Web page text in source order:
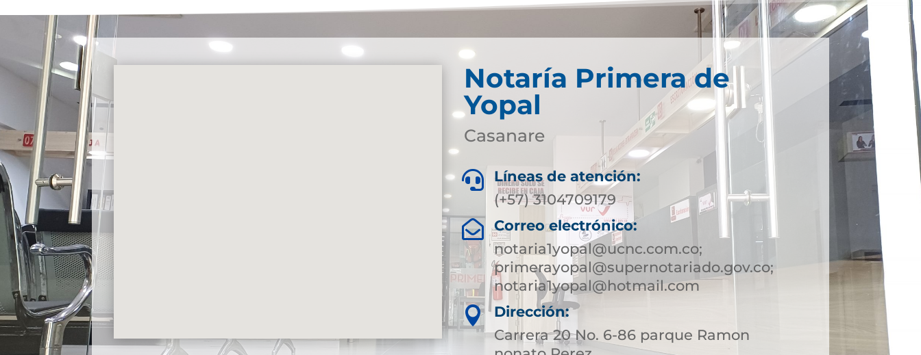
Notaría Primera de
Yopal
Casanare

Líneas de atención:
(+57) 3104709179

Correo electrónico:
notaria1yopal@ucnc.com.co;
primerayopal@supernotariado.gov.co;
notaria1yopal@hotmail.com

Dirección:
Carrera 20 No. 6-86 parque Ramon